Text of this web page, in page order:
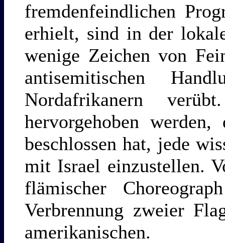
fremdenfeindlichen
erhielt, sind in der
wenige Zeichen von
antisemitischen
Nordafrikanern
hervorgehoben
beschlossen hat, jede
mit Israel einzustellen.
flämischer
Verbrennung zweier
amerikanischen.